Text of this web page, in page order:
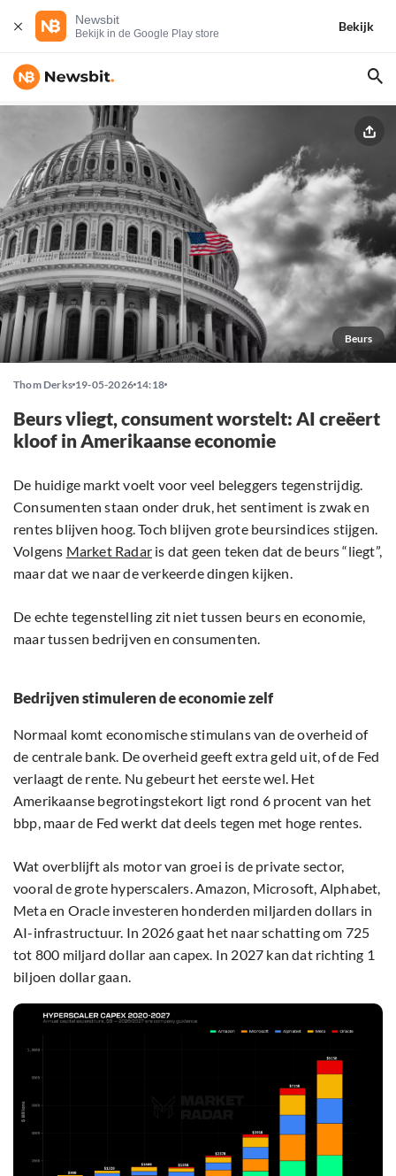
Newsbit
Bekijk in de Google Play store
Bekijk
Beurs
Thom Derks 19-05-2026 14:18
Beurs vliegt, consument worstelt: AI creëert
kloof in Amerikaanse economie
De huidige markt voelt voor veel beleggers tegenstrijdig.
Consumenten staan onder druk, het sentiment is zwak en
rentes blijven hoog. Toch blijven grote beursindices stijgen.
Volgens Market Radar is dat geen teken dat de beurs “liegt”,
maar dat we naar de verkeerde dingen kijken.
De echte tegenstelling zit niet tussen beurs en economie,
maar tussen bedrijven en consumenten.
Bedrijven stimuleren de economie zelf
Normaal komt economische stimulans van de overheid of
de centrale bank. De overheid geeft extra geld uit, of de Fed
verlaagt de rente. Nu gebeurt het eerste wel. Het
Amerikaanse begrotingstekort ligt rond 6 procent van het
bbp, maar de Fed werkt dat deels tegen met hoge rentes.
Wat overblijft als motor van groei is de private sector,
vooral de grote hyperscalers. Amazon, Microsoft, Alphabet,
Meta en Oracle investeren honderden miljarden dollars in
AI-infrastructuur. In 2026 gaat het naar schatting om 725
tot 800 miljard dollar aan capex. In 2027 kan dat richting 1
biljoen dollar gaan.